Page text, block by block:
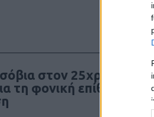
στον 25χρονο
τη φονική επίθεση σε